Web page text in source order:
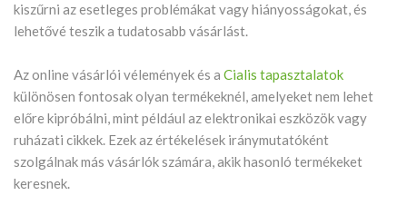
kiszűrni az esetleges problémákat vagy hiányosságokat, és
lehetővé teszik a tudatosabb vásárlást.
Az online vásárlói vélemények és a Cialis tapasztalatok
különösen fontosak olyan termékeknél, amelyeket nem lehet
előre kipróbálni, mint például az elektronikai eszközök vagy
ruházati cikkek. Ezek az értékelések iránymutatóként
szolgálnak más vásárlók számára, akik hasonló termékeket
keresnek.